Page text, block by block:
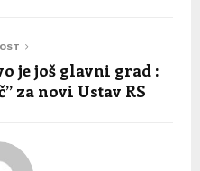
je još glavni grad :
za novi Ustav RS